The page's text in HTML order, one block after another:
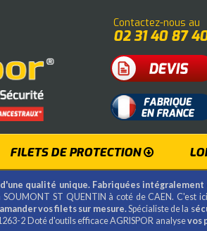
Contactez-nous au
02 31 40 87
FILETS DE PROTECTION
qualité unique. Fabriquées
SOUMONT ST QUENTIN à coté de CAEN. C'est
vos filets sur mesure.Spécialiste de la s
2 Doté d'outils efficace AGRISPOR analysevos